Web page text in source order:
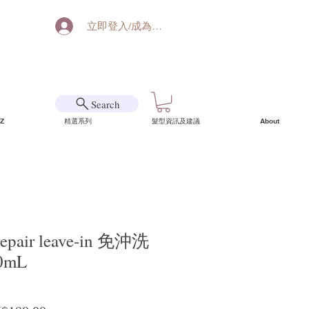
立即登入/成為會員
Search
精選系列 髮型資訊及建議 About
leave-in 免沖洗